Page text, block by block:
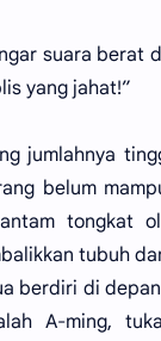
suara berat
yang jahat!”
jumlahnya
belum
tongkat
tubuh
berdiri di
A-ming,